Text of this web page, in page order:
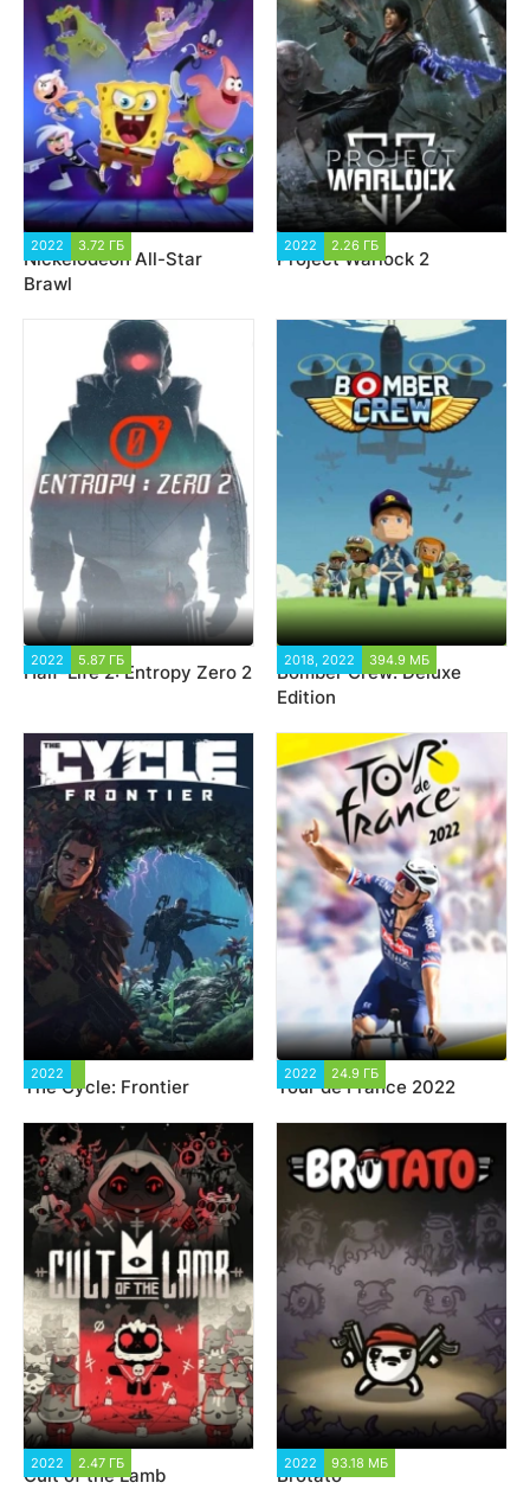
2022 3.72 ГБ
Nickelodeon All-Star
Brawl
2022 2.26 ГБ
Project Warlock 2
2022 5.87 ГБ
Half-Life 2: Entropy Zero 2
2018, 2022 394.9 МБ
Bomber Crew: Deluxe
Edition
2022
The Cycle: Frontier
2022 24.9 ГБ
Tour de France 2022
2022 2.47 ГБ
Cult of the Lamb
2022 93.18 МБ
Brotato